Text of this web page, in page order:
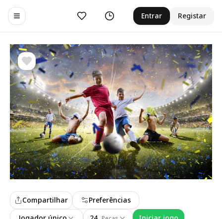
Toggle navigation menu
Curtir Histórico Entrar Registar
Compartilhar
Preferências